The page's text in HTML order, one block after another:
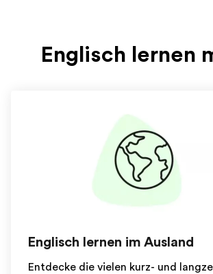
Englisch lernen
Englisch lernen im Ausland
Entdecke die vielen kurz- und